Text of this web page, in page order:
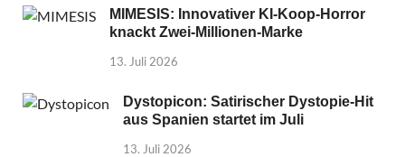
MIMESIS: Innovativer KI-Koop-Horror
knackt Zwei-Millionen-Marke
13. Juli 2026
Dystopicon: Satirischer Dystopie-Hit
aus Spanien startet im Juli
13. Juli 2026